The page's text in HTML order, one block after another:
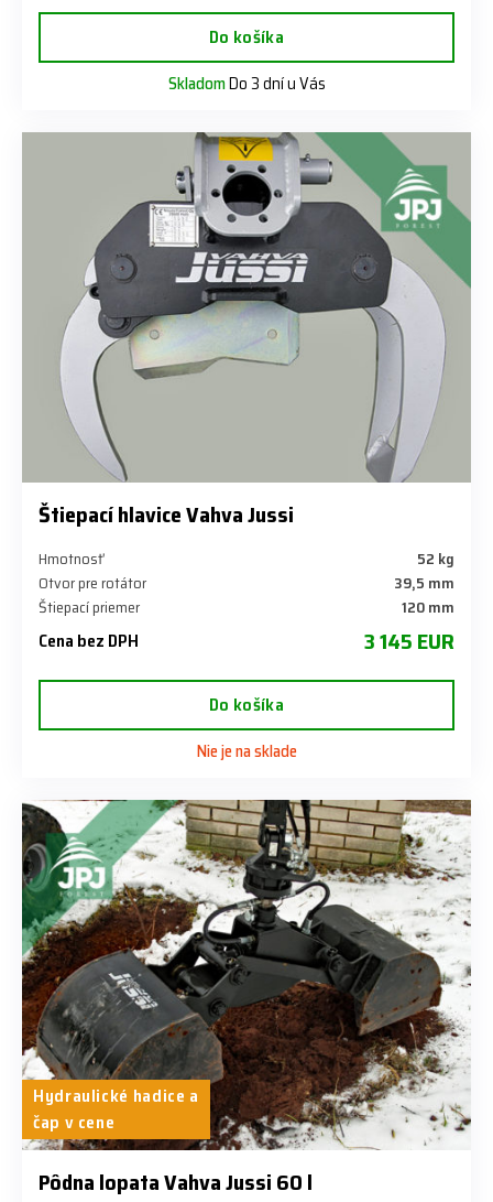
Do košíka
SkladomDo 3 dní u Vás
Štiepací hlavice Vahva Jussi
Hmotnosť
52 kg
Otvor pre rotátor
39,5 mm
Štiepací priemer
120 mm
Cena bez DPH 3 145 EUR
Do košíka
Nie je na sklade
Hydraulické hadice a
čap v cene
Pôdna lopata Vahva Jussi 60 l